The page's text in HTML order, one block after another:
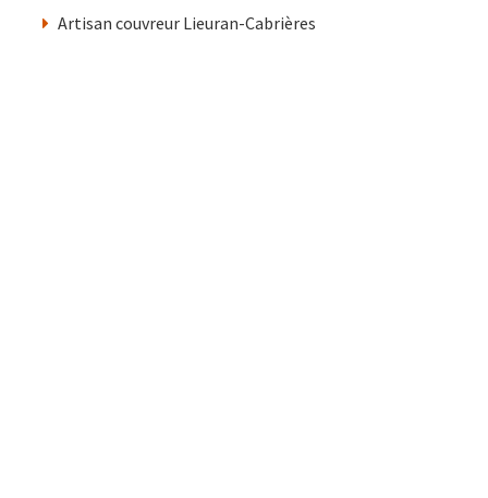
Artisan couvreur Lieuran-Cabrières